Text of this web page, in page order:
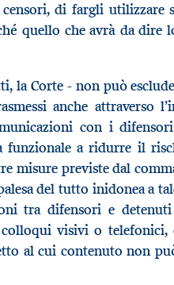
censori, di fargli utilizzare
quello che avrà da dire
la Corte - non può
anche attraverso
con i
funzionale a ridurre il
misure previste dal
del tutto inidonea a
tra difensori e
visivi o
al cui contenuto non